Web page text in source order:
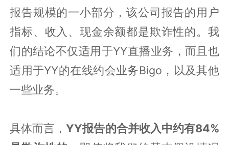
报告规模的一小部分，该公司报告的用户
指标、收入、现金余额都是欺诈性的。我
们的结论不仅适用于YY直播业务，而且也
适用于YY的在线约会业务Bigo，以及其他
一些业务。
具体而言，YY报告的合并收入中约有84%